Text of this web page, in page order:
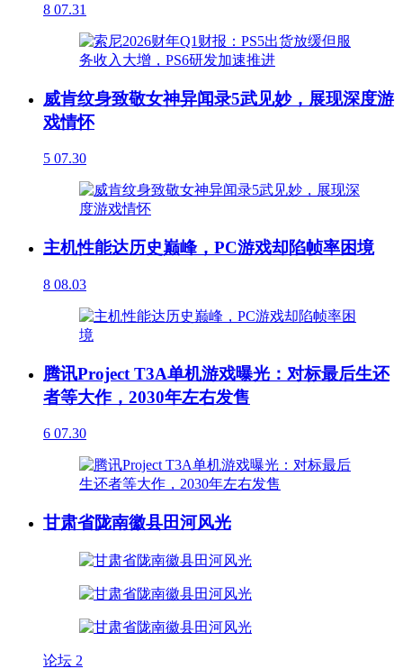
8 07.31
威肯纹身致敬女神异闻录5武见妙，展现深度游
戏情怀
5 07.30
主机性能达历史巅峰，PC游戏却陷帧率困境
8 08.03
腾讯Project T3A单机游戏曝光：对标最后生还
者等大作，2030年左右发售
6 07.30
甘肃省陇南徽县田河风光
论坛 2